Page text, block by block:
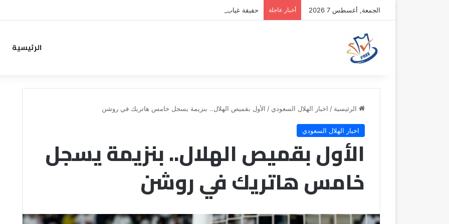
الجمعة, أغسطس 7 2026 أخبار عاجلة حقيقة غياب جواو كانسيلو عـــ
الرئيسية
الرئيسية / اخبار الهلال السعودي / الأول بقميص الهلال.. بنزيمة يسجل خامس هاتريك في روشن
اخبار الهلال السعودي
الأول بقميص الهلال.. بنزيمة يسجل
خامس هاتريك في روشن